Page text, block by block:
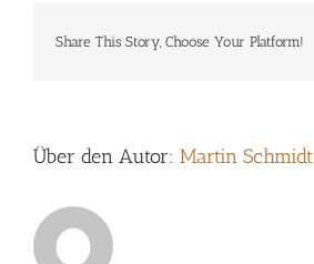
Share This Story, Choose Your Platform!
Über den Autor: Martin Schmidt